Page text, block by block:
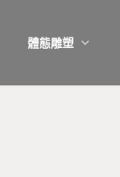
體態雕塑